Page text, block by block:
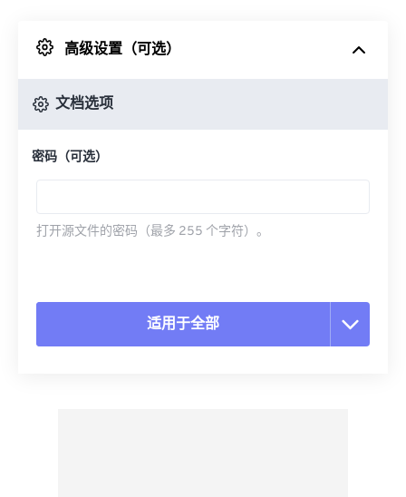
来自 Google Drive
高级设置（可选）
文档选项
密码（可选）
打开源文件的密码（最多 255 个字符）。
适用于全部